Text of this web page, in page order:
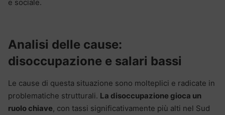
e sociale.
Analisi delle cause:
disoccupazione e salari bassi
Le cause di questa situazione sono molteplici e radicate in
problematiche strutturali. La disoccupazione gioca un
ruolo chiave, con tassi significativamente più alti nel Sud